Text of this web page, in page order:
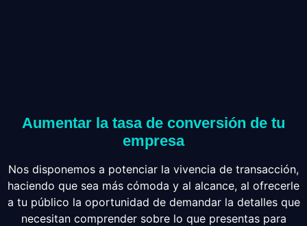
Aumentar la tasa de conversión de tu
empresa
Nos disponemos a potenciar la vivencia de transacción,
haciendo que sea más cómoda y al alcance, al ofrecerle
a tu público la oportunidad de demandar la detalles que
necesitan comprender sobre lo que presentas para